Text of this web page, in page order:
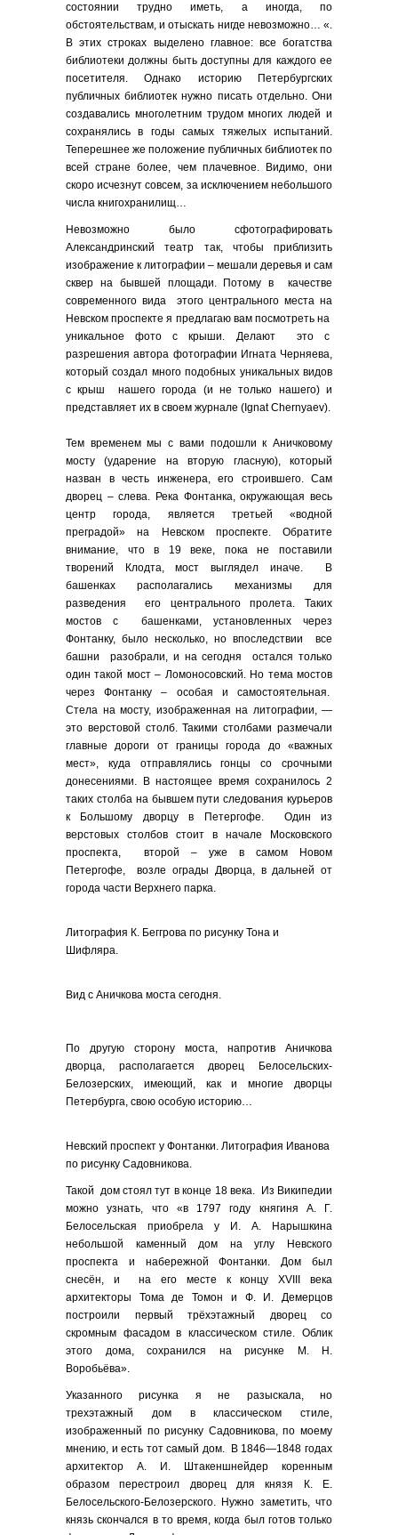
состоянии трудно иметь, а иногда, по
обстоятельствам, и отыскать нигде невозможно… «.
В этих строках выделено главное: все богатства
библиотеки должны быть доступны для каждого ее
посетителя. Однако историю Петербургских
публичных библиотек нужно писать отдельно. Они
создавались многолетним трудом многих людей и
сохранялись в годы самых тяжелых испытаний.
Теперешнее же положение публичных библиотек по
всей стране более, чем плачевное. Видимо, они
скоро исчезнут совсем, за исключением небольшого
числа книгохранилищ…
Невозможно было сфотографировать
Александринский театр так, чтобы приблизить
изображение к литографии – мешали деревья и сам
сквер на бывшей площади. Потому в качестве
современного вида этого центрального места на
Невском проспекте я предлагаю вам посмотреть на
уникальное фото с крыши. Делают это с
разрешения автора фотографии Игната Черняева,
который создал много подобных уникальных видов
c крыш нашего города (и не только нашего) и
представляет их в своем журнале (Ignat Chernyaev).
Тем временем мы с вами подошли к Аничковому
мосту (ударение на вторую гласную), который
назван в честь инженера, его строившего. Сам
дворец – слева. Река Фонтанка, окружающая весь
центр города, является третьей «водной
преградой» на Невском проспекте. Обратите
внимание, что в 19 веке, пока не поставили
творений Клодта, мост выглядел иначе. В
башенках располагались механизмы для
разведения его центрального пролета. Таких
мостов с башенками, установленных через
Фонтанку, было несколько, но впоследствии все
башни разобрали, и на сегодня остался только
один такой мост – Ломоносовский. Но тема мостов
через Фонтанку – особая и самостоятельная.
Стела на мосту, изображенная на литографии, —
это верстовой столб. Такими столбами размечали
главные дороги от границы города до «важных
мест», куда отправлялись гонцы со срочными
донесениями. В настоящее время сохранилось 2
таких столба на бывшем пути следования курьеров
к Большому дворцу в Петергофе. Один из
верстовых столбов стоит в начале Московского
проспекта, второй – уже в самом Новом
Петергофе, возле ограды Дворца, в дальней от
города части Верхнего парка.
Литография К. Беггрова по рисунку Тона и
Шифляра.
Вид с Аничкова моста сегодня.
По другую сторону моста, напротив Аничкова
дворца, располагается дворец Белосельских-
Белозерских, имеющий, как и многие дворцы
Петербурга, свою особую историю…
Невский проспект у Фонтанки. Литография Иванова
по рисунку Садовникова.
Такой дом стоял тут в конце 18 века. Из Википедии
можно узнать, что «в 1797 году княгиня А. Г.
Белосельская приобрела у И. А. Нарышкина
небольшой каменный дом на углу Невского
проспекта и набережной Фонтанки. Дом был
снесён, и на его месте к концу XVIII века
архитекторы Тома де Томон и Ф. И. Демерцов
построили первый трёхэтажный дворец со
скромным фасадом в классическом стиле. Облик
этого дома, сохранился на рисунке М. Н.
Воробьёва».
Указанного рисунка я не разыскала, но
трехэтажный дом в классическом стиле,
изображенный по рисунку Садовникова, по моему
мнению, и есть тот самый дом. В 1846—1848 годах
архитектор А. И. Штакеншнейдер коренным
образом перестроил дворец для князя К. Е.
Белосельского-Белозерского. Нужно заметить, что
князь скончался в то время, когда был готов только